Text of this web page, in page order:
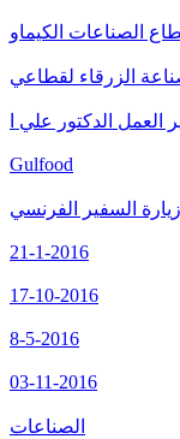
الصناعات الكيماو
الزرقاء لقطاعي
العمل الدكتور علي ا
Gulfood
زيارة السفير الفرنسي
21-1-2016
17-10-2016
8-5-2016
03-11-2016
الصناعات